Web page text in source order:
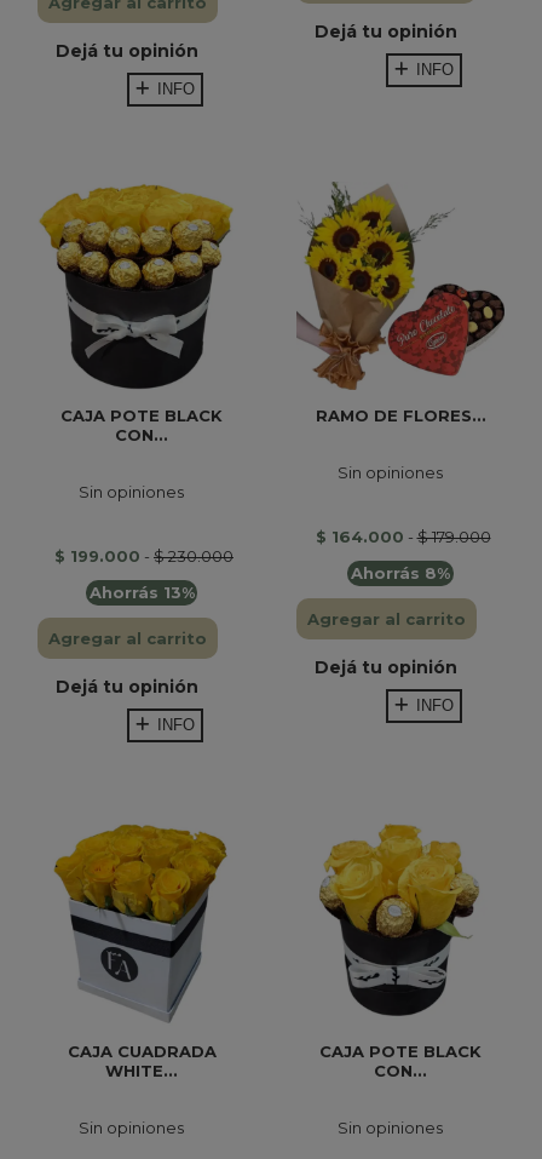
Dejá tu opinión
INFO
Dejá tu opinión
INFO
CAJA POTE BLACK
CON...
Sin opiniones
$ 199.000 - $ 230.000
Ahorrás 13%
Agregar al carrito
Dejá tu opinión
INFO
RAMO DE FLORES...
Sin opiniones
$ 164.000 -$ 179.000
Ahorrás 8%
Agregar al carrito
Dejá tu opinión
INFO
CAJA CUADRADA
WHITE...
Sin opiniones
CAJA POTE BLACK
CON...
Sin opiniones